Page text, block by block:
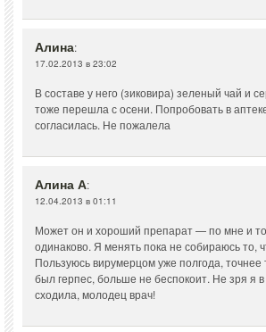
Алина:
17.02.2013 в 23:02
В составе у него (зиковира) зеленый чай и
тоже перешла с осени. Попробовать в
согласилась. Не пожалела
Алина А:
12.04.2013 в 01:11
Может он и хороший препарат — по мне и
одинаково. Я менять пока не собираюсь то,
Пользуюсь вирумерцом уже полгода, точнее
был герпес, больше не беспокоит. Не зря я
сходила, молодец врач!